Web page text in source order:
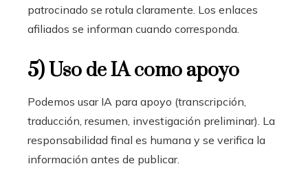
patrocinado se rotula claramente. Los enlaces
afiliados se informan cuando corresponda.
5) Uso de IA como apoyo
Podemos usar IA para apoyo (transcripción,
traducción, resumen, investigación preliminar). La
responsabilidad final es humana y se verifica la
información antes de publicar.